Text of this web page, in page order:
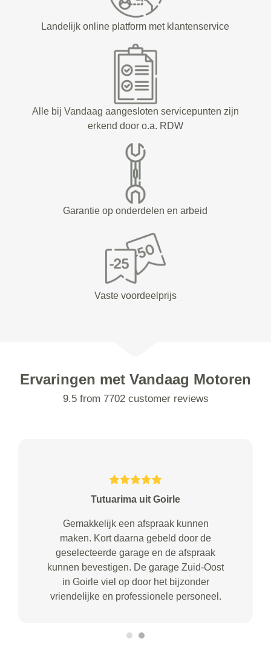
Landelijk online platform met klantenservice
Alle bij Vandaag aangesloten servicepunten zijn
erkend door o.a. RDW
Garantie op onderdelen en arbeid
Vaste voordeelprijs
Ervaringen met Vandaag Motoren
9.5 from 7702 customer reviews
Tutuarima uit Goirle
Gemakkelijk een afspraak kunnen
maken. Kort daarna gebeld door de
geselecteerde garage en de afspraak
kunnen bevestigen. De garage Zuid-Oost
in Goirle viel op door het bijzonder
vriendelijke en professionele personeel.